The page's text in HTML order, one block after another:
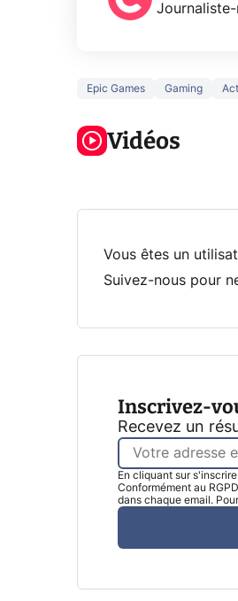
Epic Games Gaming
Vidéos
5 générations
la prochaine
Xbox !
Vous êtes un
Suivez-nous pour
Inscrivez-
Recevez un
En cliquant sur
Conformément au
dans chaque email.